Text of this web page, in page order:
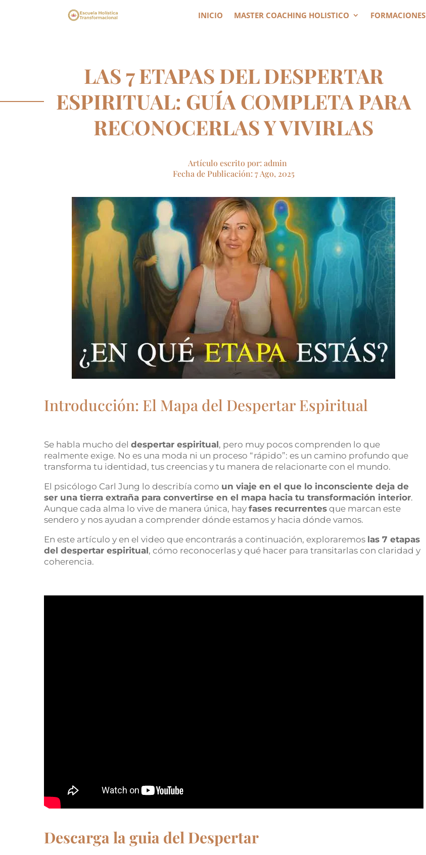
INICIO MASTER COACHING HOLISTICO FORMACIONES
LAS 7 ETAPAS DEL DESPERTAR
ESPIRITUAL: GUÍA COMPLETA PARA
RECONOCERLAS Y VIVIRLAS
Artículo escrito por: admin
Fecha de Publicación: 7 Ago, 2025
Introducción: El Mapa del Despertar Espiritual
Se habla mucho del despertar espiritual, pero muy pocos comprenden lo que
realmente exige. No es una moda ni un proceso “rápido”: es un camino profundo que
transforma tu identidad, tus creencias y tu manera de relacionarte con el mundo.
El psicólogo Carl Jung lo describía como un viaje en el que lo inconsciente deja de
ser una tierra extraña para convertirse en el mapa hacia tu transformación interior.
Aunque cada alma lo vive de manera única, hay fases recurrentes que marcan este
sendero y nos ayudan a comprender dónde estamos y hacia dónde vamos.
En este artículo y en el video que encontrarás a continuación, exploraremos las 7 etapas
del despertar espiritual, cómo reconocerlas y qué hacer para transitarlas con claridad y
coherencia.
Descarga la guia del Despertar